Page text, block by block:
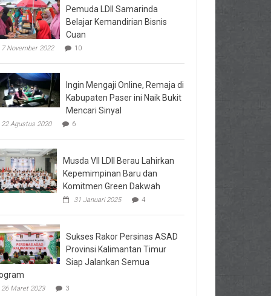
Pemuda LDII Samarinda
Belajar Kemandirian Bisnis
Cuan
7 November 2022 10
Ingin Mengaji Online, Remaja di
Kabupaten Paser ini Naik Bukit
Mencari Sinyal
22 Agustus 2020 6
Musda VII LDII Berau Lahirkan
Kepemimpinan Baru dan
Komitmen Green Dakwah
31 Januari 2025 4
Sukses Rakor Persinas ASAD
Provinsi Kalimantan Timur
Siap Jalankan Semua
26 Maret 2023 3